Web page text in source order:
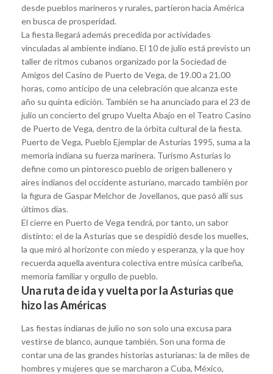
desde pueblos marineros y rurales, partieron hacia América
en busca de prosperidad.
La fiesta llegará además precedida por actividades
vinculadas al ambiente indiano. El 10 de julio está previsto un
taller de ritmos cubanos organizado por la Sociedad de
Amigos del Casino de Puerto de Vega, de 19.00 a 21.00
horas, como anticipo de una celebración que alcanza este
año su quinta edición. También se ha anunciado para el 23 de
julio un concierto del grupo Vuelta Abajo en el Teatro Casino
de Puerto de Vega, dentro de la órbita cultural de la fiesta.
Puerto de Vega, Pueblo Ejemplar de Asturias 1995, suma a la
memoria indiana su fuerza marinera. Turismo Asturias lo
define como un pintoresco pueblo de origen ballenero y
aires indianos del occidente asturiano, marcado también por
la figura de Gaspar Melchor de Jovellanos, que pasó allí sus
últimos días.
El cierre en Puerto de Vega tendrá, por tanto, un sabor
distinto: el de la Asturias que se despidió desde los muelles,
la que miró al horizonte con miedo y esperanza, y la que hoy
recuerda aquella aventura colectiva entre música caribeña,
memoria familiar y orgullo de pueblo.
Una ruta de ida y vuelta por la Asturias que
hizo las Américas
Las fiestas indianas de julio no son solo una excusa para
vestirse de blanco, aunque también. Son una forma de
contar una de las grandes historias asturianas: la de miles de
hombres y mujeres que se marcharon a Cuba, México,